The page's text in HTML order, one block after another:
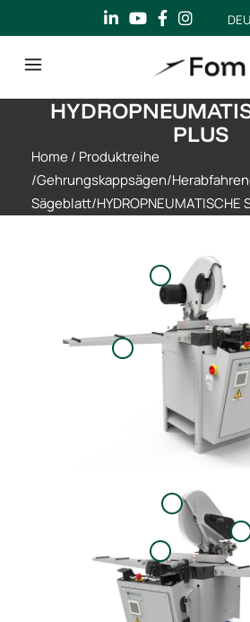
PLUS
Home / Produktreihe
/Gehrungskappsägen/
Sägeblatt/HYDROPNEUMATISCHE